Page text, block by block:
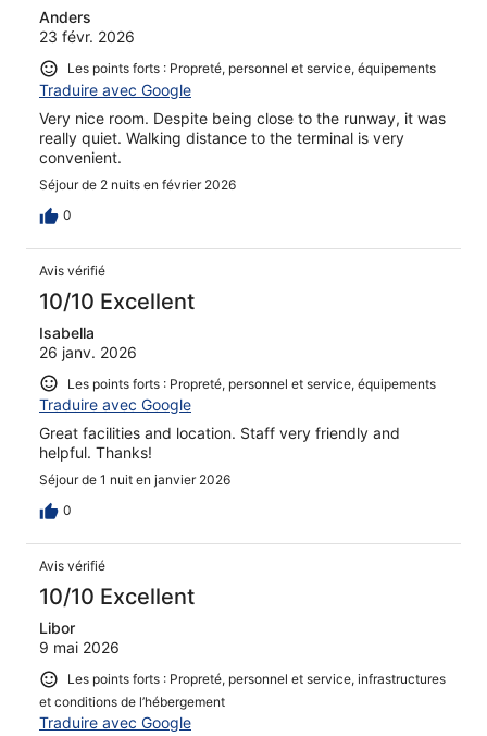
Anders
23 févr. 2026
Les points forts : Propreté, personnel et service, équipements
Traduire avec Google
Very nice room. Despite being close to the runway, it was
really quiet. Walking distance to the terminal is very
convenient.
Séjour de 2 nuits en février 2026
0
Avis vérifié
10/10 Excellent
Isabella
26 janv. 2026
Les points forts : Propreté, personnel et service, équipements
Traduire avec Google
Great facilities and location. Staff very friendly and
helpful. Thanks!
Séjour de 1 nuit en janvier 2026
0
Avis vérifié
10/10 Excellent
Libor
9 mai 2026
Les points forts : Propreté, personnel et service, infrastructures
et conditions de l’hébergement
Traduire avec Google